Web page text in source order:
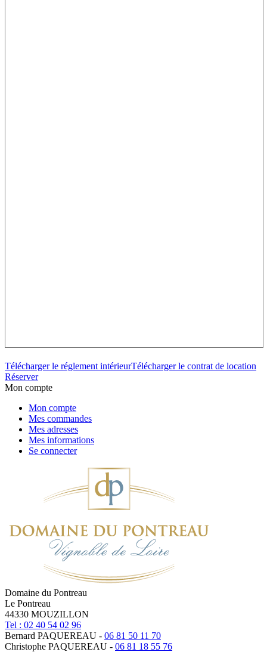
Télécharger le réglement intérieurTélécharger le contrat de location
Réserver
Mon compte
Mon compte
Mes commandes
Mes adresses
Mes informations
Se connecter
Domaine du Pontreau
Le Pontreau
44330 MOUZILLON
Tel : 02 40 54 02 96
Bernard PAQUEREAU - 06 81 50 11 70
Christophe PAQUEREAU - 06 81 18 55 76